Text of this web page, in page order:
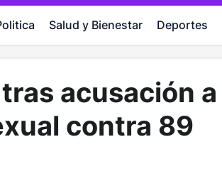
Salud y Bienestar Deportes
acusación a
contra 89